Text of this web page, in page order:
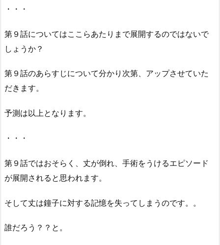
・・・
第９話についてはここらあたりまで展開するのではないで
しょうか？
第９話のあらすじについて分かり次第、アップさせていた
だきます。
予測は以上となります。
・・・
第９話ではおそらく、丈が倒れ、手術をうけるエピソード
が展開されると思われます。
そして丈は鐘子に対する記憶を失ってしまうのです。。
誰だろう？？と。